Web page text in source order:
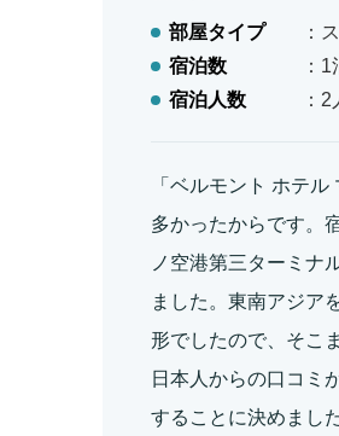
部屋タイプ
：
宿泊数
：1
宿泊人数
：2
「ベルモント ホテ
多かったからです。
ノ空港第三ターミナ
ました。東南アジア
形でしたので、そこ
日本人からの口コミ
することに決めました